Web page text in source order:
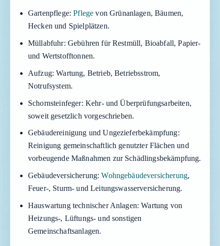
Gartenpflege: Pflege von Grünanlagen, Bäumen,
Hecken und Spielplätzen.
Müllabfuhr: Gebühren für Restmüll, Bioabfall, Papier-
und Wertstofftonnen.
Aufzug: Wartung, Betrieb, Betriebsstrom,
Notrufsystem.
Schornsteinfeger: Kehr- und Überprüfungsarbeiten,
soweit gesetzlich vorgeschrieben.
Gebäudereinigung und Ungezieferbekämpfung:
Reinigung gemeinschaftlich genutzter Flächen und
vorbeugende Maßnahmen zur Schädlingsbekämpfung.
Gebäudeversicherung: Wohngebäudeversicherung,
Feuer-, Sturm- und Leitungswasserversicherung.
Hauswartung technischer Anlagen: Wartung von
Heizungs-, Lüftungs- und sonstigen
Gemeinschaftsanlagen.